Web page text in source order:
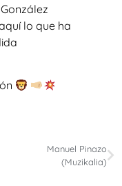
lo que ha
Manuel Pinazo
(Muzikalia)